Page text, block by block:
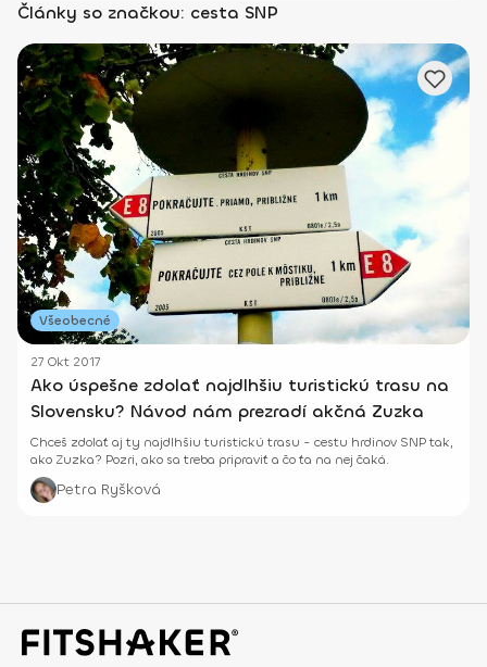
Články so značkou: cesta SNP
Všeobecné
27 Okt 2017
Ako úspešne zdolať najdlhšiu turistickú trasu na
Slovensku? Návod nám prezradí akčná Zuzka
Chceš zdolať aj ty najdlhšiu turistickú trasu - cestu hrdinov SNP tak,
ako Zuzka? Pozri, ako sa treba pripraviť a čo ťa na nej čaká.
Petra Ryšková